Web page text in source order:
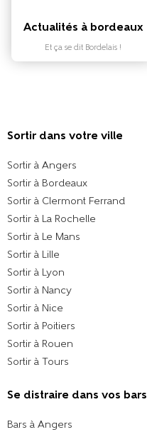
Actualités à bordeaux
Et ça se dit Bordelais !
Sortir dans votre ville​
Sortir à Angers
Sortir à Bordeaux
Sortir à Clermont Ferrand
Sortir à La Rochelle
Sortir à Le Mans
Sortir à Lille
Sortir à Lyon
Sortir à Nancy
Sortir à Nice
Sortir à Poitiers
Sortir à Rouen
Sortir à Tours
Se distraire dans vos bars
Bars à Angers